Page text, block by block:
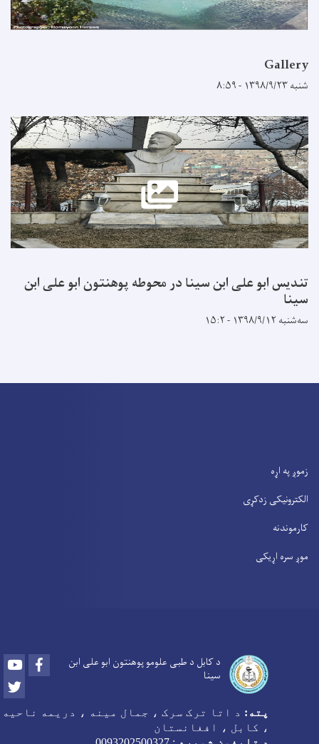
Gallery
شنبه ۱۳۹۸/۹/۲۳ - ۸:۵۹
تندیس ابو علی ابن سینا در محوطه پوهنتون ابو علی ابن
سینا
سه‌شنبه ۱۳۹۸/۹/۱۲ - ۱۵:۲
زموږ په اړه
الکترونیکی زدکړی
کارموندنه
موږ سره اړیکی
د کابل د طبی علومو پوهنتون ابو علی ابن
سینا
Youtube Facebook
پته: د اتا ترک سرک ، جمال مینه ، دریمه ناحیه
، کابل ، افغانستان